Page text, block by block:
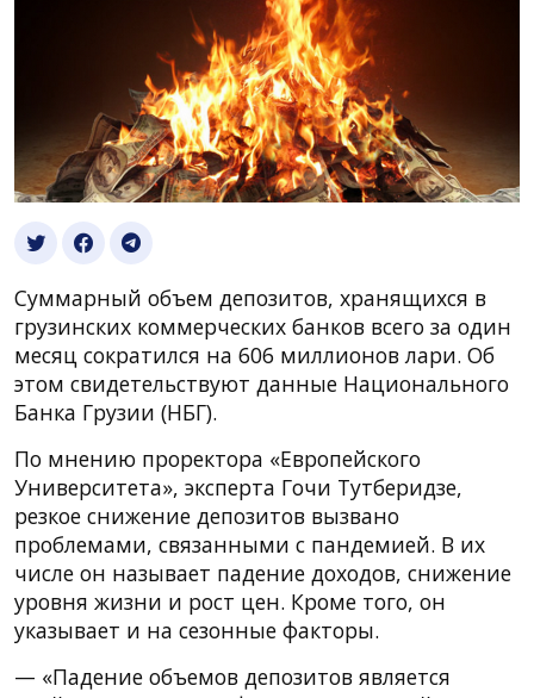
Суммарный объем депозитов, хранящихся в
грузинских коммерческих банков всего за один
месяц сократился на 606 миллионов лари. Об
этом свидетельствуют данные Национального
Банка Грузии (НБГ).
По мнению проректора «Европейского
Университета», эксперта Гочи Тутберидзе,
резкое снижение депозитов вызвано
проблемами, связанными с пандемией. В их
числе он называет падение доходов, снижение
уровня жизни и рост цен. Кроме того, он
указывает и на сезонные факторы.
— «Падение объемов депозитов является